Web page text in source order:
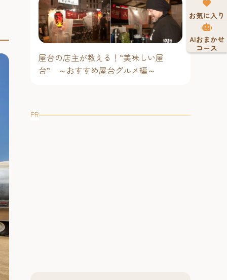
屋台の店主が教える！“美味しい屋
台” ～おすすめ屋台グルメ編～
PR
お気に入り
AIおまかせ
コース